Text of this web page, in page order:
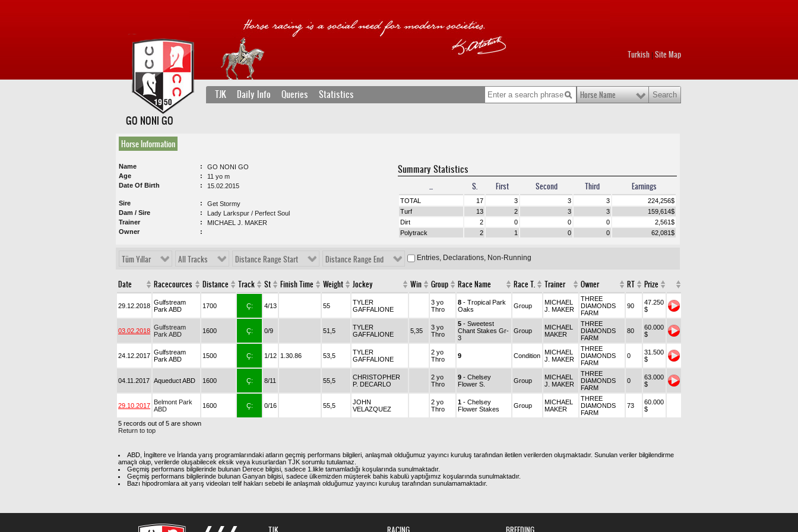
Turkish Site Map
TJK Daily Info Queries Statistics Horse Name
GO NONI GO
Horse Information
Name
GO NONI GO
Age
11 yo m
Date Of Birth
15.02.2015
Sire
Get Stormy
Dam / Sire
Lady Larkspur / Perfect Soul
Trainer
MICHAEL J. MAKER
Owner
Summary Statistics
... S. First Second Third Earnings
TOTAL 17 3 3 3 224,256$
Turf
13 2 3 3 159,614$
Dirt
2 0 0 0 2,561$
Polytrack
2 1 0 0 62,081$
Tüm Yıllar All Tracks Distance Range Start Distance Range End Entries, Declarations, Non-Running
Date Racecources Distance Track St Finish Time Weight Jockey Win Group Race Name Race T. Trainer Owner RT Prize
29.12.2018 Gulfstream
Park ABD
1700 Ç: 4/13 55
TYLER
GAFFALIONE
3 yo
Thro
8 - Tropical Park
Oaks
Group
MICHAEL
J. MAKER
THREE
DIAMONDS
FARM
90
47.250
$
03.02.2018 Gulfstream
Park ABD
1600 Ç: 0/9 51,5
TYLER
GAFFALIONE
5,35
3 yo
Thro
5 - Sweetest
Chant Stakes Gr-
3
Group
MICHAEL
MAKER
THREE
DIAMONDS
FARM
80
60.000
$
24.12.2017 Gulfstream
Park ABD
1500 Ç: 1/12 1.30.86 53,5
TYLER
GAFFALIONE
2 yo
Thro
9 Condition MICHAEL
J. MAKER
THREE
DIAMONDS
FARM
0
31.500
$
04.11.2017 Aqueduct ABD 1600 Ç: 8/11 55,5
CHRISTOPHER
P. DECARLO
2 yo
Thro
9 - Chelsey
Flower S.
Group
MICHAEL
J. MAKER
THREE
DIAMONDS
FARM
0
63.000
$
29.10.2017 Belmont Park
ABD
1600 Ç: 0/16 55,5
JOHN
VELAZQUEZ
2 yo
Thro
1 - Chelsey
Flower Stakes
Group
MICHAEL
MAKER
THREE
DIAMONDS
FARM
73
60.000
$
5 records out of 5 are shown
Return to top
ABD, İngiltere ve İrlanda yarış programlarındaki atların geçmiş performans bilgileri, anlaşmalı olduğumuz yayıncı kuruluş tarafından iletilen verilerden oluşmaktadır. Sunulan veriler bilgilendirme
amaçlı olup, verilerde oluşabilecek eksik veya kusurlardan TJK sorumlu tutulamaz.
Geçmiş performans bilgilerinde bulunan Derece bilgisi, sadece 1.likle tamamladığı koşularında sunulmaktadır.
Geçmiş performans bilgilerinde bulunan Ganyan bilgisi, sadece ülkemizden müşterek bahis kabulü yaptığımız koşularında sunulmaktadır.
Bazı hipodromlara ait yarış videoları telif hakları sebebi ile anlaşmalı olduğumuz yayıncı kuruluş tarafından sunulamamaktadır.